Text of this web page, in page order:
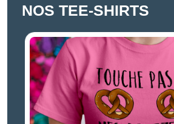
NOS TEE-SHIRTS